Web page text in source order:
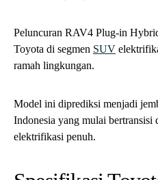
Peluncuran RAV4 Plug-in
Toyota di segmen SUV
ramah lingkungan.
Model ini diprediksi menjadi
Indonesia yang mulai bertransisi
elektrifikasi penuh.